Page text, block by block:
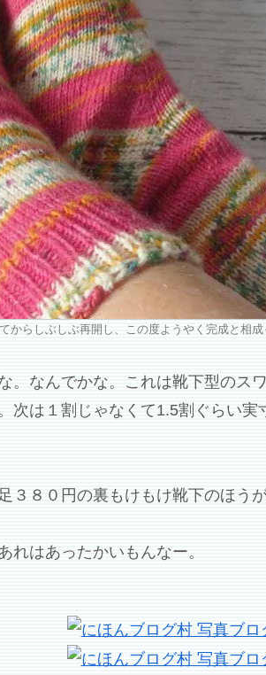
らしぶしぶ再開し、この度ようやく完成と相成
。なんでかな。これは靴下型のス
次は１割じゃなくて1.5割ぐらい実
３８０円の裏もけもけ靴下のほう
れはあったかいもんなー。